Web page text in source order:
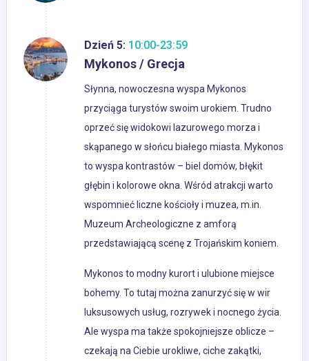
Dzień 5: 10:00-23:59
Mykonos / Grecja
Słynna, nowoczesna wyspa Mykonos
przyciąga turystów swoim urokiem. Trudno
oprzeć się widokowi lazurowego morza i
skąpanego w słońcu białego miasta. Mykonos
to wyspa kontrastów – biel domów, błękit
głębin i kolorowe okna. Wśród atrakcji warto
wspomnieć liczne kościoły i muzea, m.in.
Muzeum Archeologiczne z amforą
przedstawiającą scenę z Trojańskim koniem.
Mykonos to modny kurort i ulubione miejsce
bohemy. To tutaj można zanurzyć się w wir
luksusowych usług, rozrywek i nocnego życia.
Ale wyspa ma także spokojniejsze oblicze –
czekają na Ciebie urokliwe, ciche zakątki,